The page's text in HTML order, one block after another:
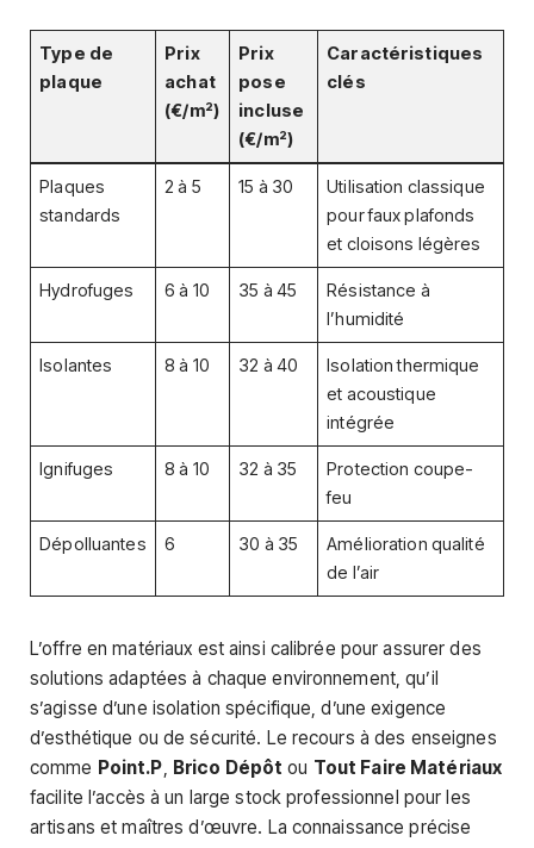
Type de
plaque
Prix
achat
(€/m²)
Prix
pose
incluse
(€/m²)
Caractéristiques
clés
Plaques
standards
2 à 5 15 à 30
Utilisation classique
pour faux plafonds
et cloisons légères
Hydrofuges 6 à 10 35 à 45
Résistance à
l’humidité
Isolantes 8 à 10 32 à 40
Isolation thermique
et acoustique
intégrée
Ignifuges 8 à 10 32 à 35
Protection coupe-
feu
Dépolluantes 6 30 à 35
Amélioration qualité
de l’air
L’offre en matériaux est ainsi calibrée pour assurer des
solutions adaptées à chaque environnement, qu’il
s’agisse d’une isolation spécifique, d’une exigence
d’esthétique ou de sécurité. Le recours à des enseignes
comme Point.P, Brico Dépôt ou Tout Faire Matériaux
facilite l’accès à un large stock professionnel pour les
artisans et maîtres d’œuvre. La connaissance précise